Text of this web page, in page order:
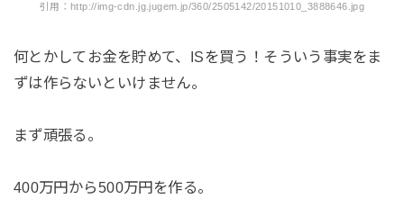
引用：http://img-cdn.jg.jugem.jp/360/2505142/20151010_3888646.jpg
何とかしてお金を貯めて、ISを買う！そういう事実をま
ずは作らないといけません。
まず頑張る。
400万円から500万円を作る。